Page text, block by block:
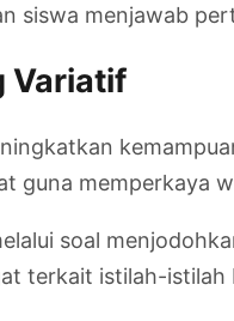
siswa menjawab
Variatif
guna memperkaya
soal
terkait istilah-istilah